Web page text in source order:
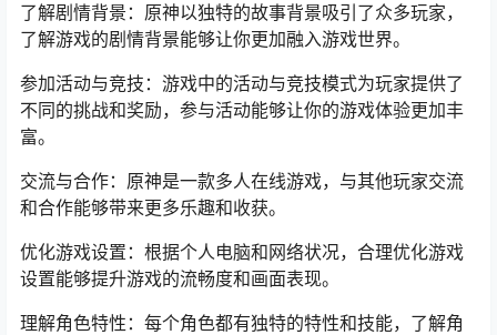
了解剧情背景：原神以独特的故事背景吸引了众多玩家，
了解游戏的剧情背景能够让你更加融入游戏世界。
参加活动与竞技：游戏中的活动与竞技模式为玩家提供了
不同的挑战和奖励，参与活动能够让你的游戏体验更加丰
富。
交流与合作：原神是一款多人在线游戏，与其他玩家交流
和合作能够带来更多乐趣和收获。
优化游戏设置：根据个人电脑和网络状况，合理优化游戏
设置能够提升游戏的流畅度和画面表现。
理解角色特性：每个角色都有独特的特性和技能，了解角